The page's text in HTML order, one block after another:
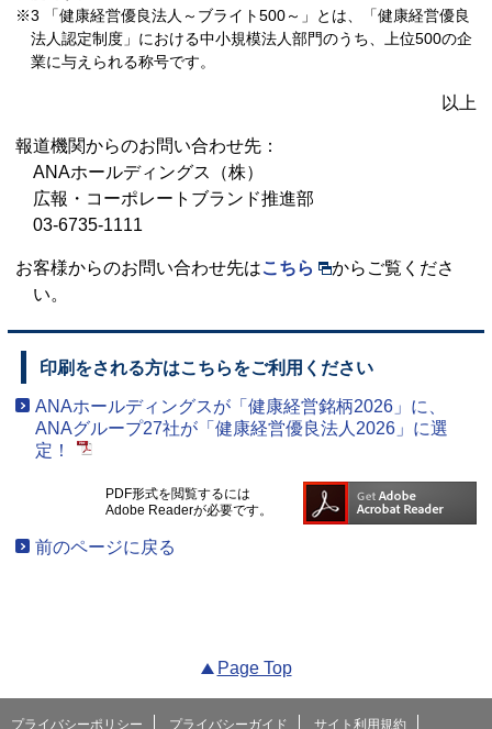
※3 「健康経営優良法人～ブライト500～」とは、「健康経営優良
法人認定制度」における中小規模法人部門のうち、上位500の企
業に与えられる称号です。
以上
報道機関からのお問い合わせ先：
ANAホールディングス（株）
広報・コーポレートブランド推進部
03-6735-1111
お客様からのお問い合わせ先はこちら
からご覧くださ
い。
印刷をされる方はこちらをご利用ください
ANAホールディングスが「健康経営銘柄2026」に、
ANAグループ27社が「健康経営優良法人2026」に選
定！
PDF形式を閲覧するには
Adobe Readerが必要です。
前のページに戻る
Page Top
プライバシーポリシー プライバシーガイド サイト利用規約